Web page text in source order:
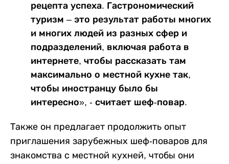
рецепта успеха. Гастрономический
туризм – это результат работы многих
и многих людей из разных сфер и
подразделений, включая работа в
интернете, чтобы рассказать там
максимально о местной кухне так,
чтобы иностранцу было бы
интересно», - считает шеф-повар.
Также он предлагает продолжить опыт
приглашения зарубежных шеф-поваров для
знакомства с местной кухней, чтобы они